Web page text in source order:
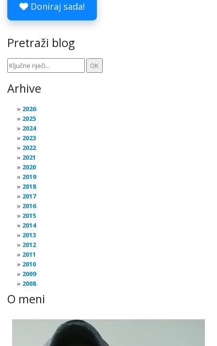
Doniraj sada!
Pretraži blog
Arhive
2026
2025
2024
2023
2022
2021
2020
2019
2018
2017
2016
2015
2014
2013
2012
2011
2010
2009
2008
O meni